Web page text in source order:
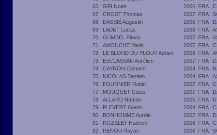
65.
SIFI Noah 2006 FRA
67.
CROST Thomas 2007 FRA
68.
DASSIÉ Augustin 2005 FRA
69.
LADET Lucas 2008 FRA
70.
GÜMBEL Flavio 2007 FRA
71.
AMOUCHE Yanis 2007 FRA
72.
LE BLOND DU PLOUY Adrien 2008 FRA
73.
ESCLASSAN Aurélien 2007 FRA
74.
CAYRON Clément 2004 FRA
75.
NICOLAS Bastien 2004 FRA
76.
FOURNIER Robin 2007 FRA
77.
MOUQUET Colas 2007 FRA
78.
ALLARD Nathan 2005 FRA
79.
PLEVERT Glenn 2004 FRA
80.
BONHOMME Aurele 2007 FRA
81.
ROZELET Hadrien 2006 FRA
82.
RENOU Rayan 2006 FRA